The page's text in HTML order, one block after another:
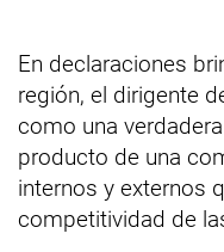
En declaraciones
región, el dirigente
como una verdadera
producto de una
internos y externos
competitividad de